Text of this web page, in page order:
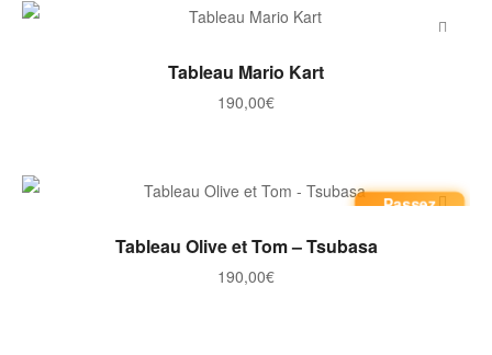
AJOUTER AU PANIER
Tableau Mario Kart
190,00€
Passez
AJOUTER AU PANIER
Tableau Olive et Tom – Tsubasa
190,00€